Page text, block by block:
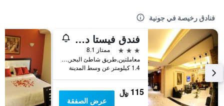
فنادق رخيصة في جونية
فندق فيستا ديل مار
3 نجوم
ممتاز 8.1
معاملتين,طريق شاطئ البحر, جونية, لبنان
1.4 كيلومتر عن وسط المدينة
115 ﷼
عرض الصفقة